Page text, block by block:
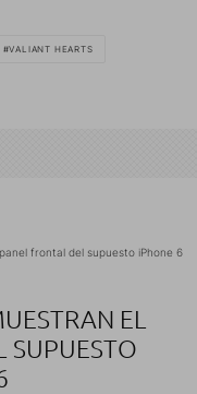
VALIANT HEARTS
frontal del supuesto iPhone 6
EL
SUPUESTO